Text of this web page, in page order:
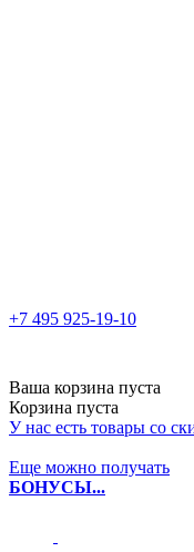
+7 495 925-19-10
Ваша корзина пуста
Корзина пуста
У нас есть товары со
Еще можно получать
БОНУСЫ...